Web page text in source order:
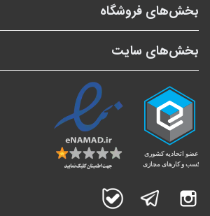
بخش‌های فروشگاه
بخش‌های سایت
اینستاگرام تلگرام